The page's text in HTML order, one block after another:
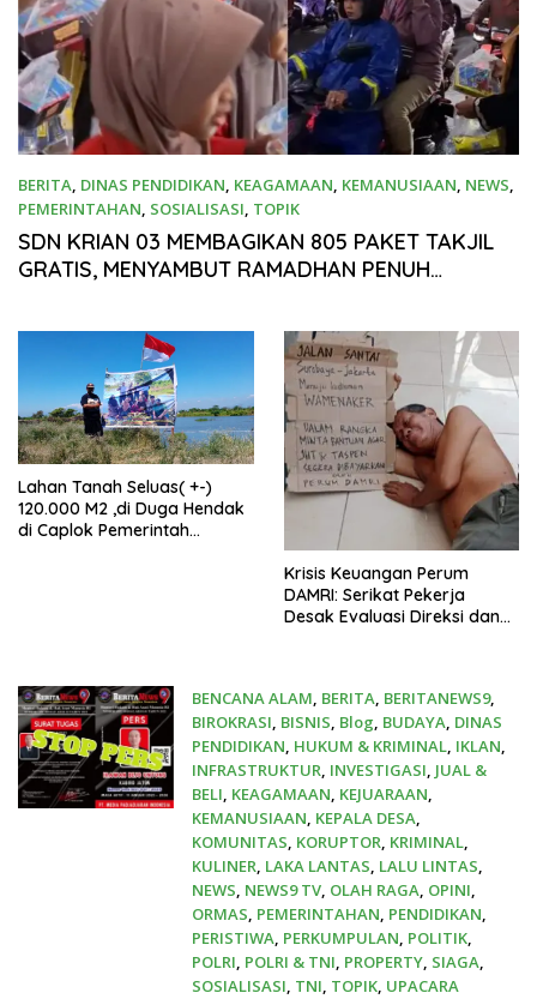
BERITA, DINAS PENDIDIKAN, KEAGAMAAN, KEMANUSIAAN, NEWS,
PEMERINTAHAN, SOSIALISASI, TOPIK
Februari 28, 2026
SDN KRIAN 03 MEMBAGIKAN 805 PAKET TAKJIL
GRATIS, MENYAMBUT RAMADHAN PENUH
Lahan Tanah Seluas( +-)
120.000 M2 ,di Duga Hendak
di Caplok Pemerintah
Krisis Keuangan Perum
DAMRI: Serikat Pekerja
Desak Evaluasi Direksi dan
BENCANA ALAM, BERITA, BERITANEWS9,
BIROKRASI, BISNIS, Blog, BUDAYA, DINAS
PENDIDIKAN, HUKUM & KRIMINAL, IKLAN,
INFRASTRUKTUR, INVESTIGASI, JUAL &
BELI, KEAGAMAAN, KEJUARAAN,
KEMANUSIAAN, KEPALA DESA,
KOMUNITAS, KORUPTOR, KRIMINAL,
KULINER, LAKA LANTAS, LALU LINTAS,
NEWS, NEWS9 TV, OLAH RAGA, OPINI,
ORMAS, PEMERINTAHAN, PENDIDIKAN,
PERISTIWA, PERKUMPULAN, POLITIK,
POLRI, POLRI & TNI, PROPERTY, SIAGA,
SOSIALISASI, TNI, TOPIK, UPACARA